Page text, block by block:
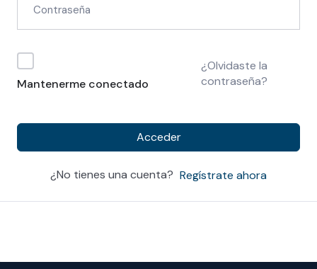
Mantenerme conectado
¿Olvidaste la
contraseña?
Acceder
¿No tienes una cuenta? Regístrate ahora